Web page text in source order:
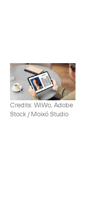
Credits: WiWo, Adobe
Stock / Moixó Studio